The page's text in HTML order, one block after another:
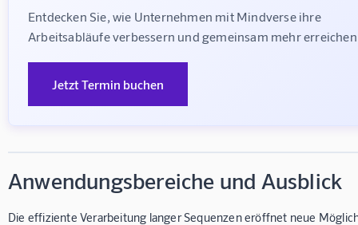
Entdecken Sie, wie Unternehmen mit Mindverse ihre
Arbeitsabläufe verbessern und gemeinsam mehr
Jetzt Termin buchen
Anwendungsbereiche und Ausblick
Die effiziente Verarbeitung langer Sequenzen eröffnet neue